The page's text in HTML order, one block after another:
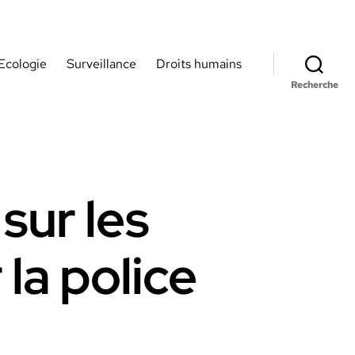
Surveillance Droits humains
Recherche
les
police